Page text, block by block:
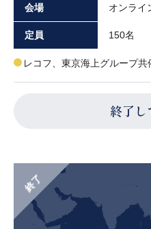
会場 オンライ
定員 150名
レコフ、東京海上グループ共
終了し
終了